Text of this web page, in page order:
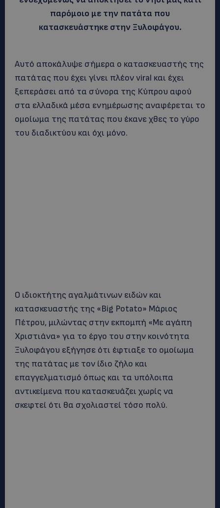
παρόμοιο με την πατάτα που
κατασκευάστηκε στην Ξυλοφάγου.
Αυτό αποκάλυψε σήμερα ο κατασκευαστής της
πατάτας που έχει γίνει πλέον viral και έχει
ξεπεράσει από τα σύνορα της Κύπρου αφού
στα ελλαδικά μέσα ενημέρωσης αναφέρεται το
ομοίωμα της πατάτας που έκανε χθες το γύρο
του διαδικτύου και όχι μόνο.
Ο ιδιοκτήτης αγαλμάτινων ειδών και
κατασκευαστής της «Big Ρotato» Μάριος
Πέτρου, μιλώντας στην εκπομπή «Με αγάπη
Χριστιάνα» για το έργο του στην κοινότητα
Ξυλοφάγου εξήγησε ότι έφτιαξε το ομοίωμα
της πατάτας με τον ίδιο ζήλο και
επαγγελματισμό όπως και τα υπόλοιπα
αντικείμενα που κατασκευάζει χωρίς να
σκεφτεί ότι θα σχολιαστεί τόσο πολύ.